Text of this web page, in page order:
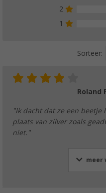
2
1
Sorteer:
Roland
"Ik dacht dat ze een
plaats van zilver zoals
niet."
meer